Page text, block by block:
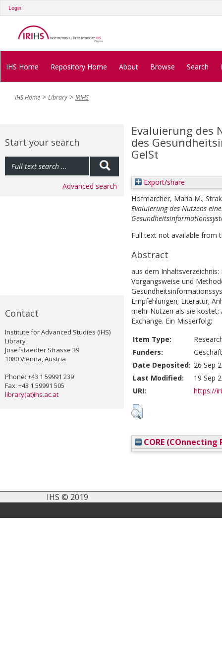
Login
IHS Home Repository Home About Browse Search
IHS Home Library IRIHS
Start your search
Advanced search
Contact
Institute for Advanced Studies (IHS)
Library
Josefstaedter Strasse 39
1080 Vienna, Austria
Phone: +43 1 59991 239
Fax: +43 1 59991 505
library(at)ihs.ac.at
Evaluierung des
des
GeISt
Export/share
Hofmarcher, Maria M.;
Evaluierung des Nutzens
Full text not available from
Abstract
aus dem Inhaltsverzeichnis:
Vorgangsweise und
Empfehlungen; Literatur;
mehr Nutzen als sie kostet;
Exchange. Ein Misserfolg;
Item Type:
Funders:
Date Deposited: 26 Sep
Last Modified:
19 Sep
URI:
https://
CORE (COnnecting
IHS © 2019